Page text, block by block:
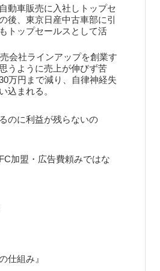
動車販売に入社しトップセ
後、東京日産中古車部に引
トップセールスとして活
会社ラインアップを創業す
うように売上が伸びず苦
万円まで減り、自律神経失
込まれる。
のに利益が残らないの
加盟・広告費頼みではな
仕組み』